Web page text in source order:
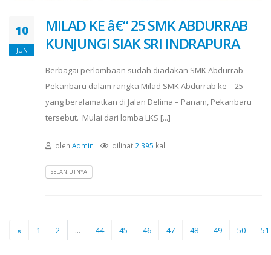
10
JUN
MILAD KE â€“ 25 SMK ABDURRAB
KUNJUNGI SIAK SRI INDRAPURA
Berbagai perlombaan sudah diadakan SMK Abdurrab
Pekanbaru dalam rangka Milad SMK Abdurrab ke – 25
yang beralamatkan di Jalan Delima – Panam, Pekanbaru
tersebut. Mulai dari lomba LKS [...]
oleh Admin dilihat 2.395 kali
SELANJUTNYA
« 1 2 ... 44 45 46 47 48 49 50 51